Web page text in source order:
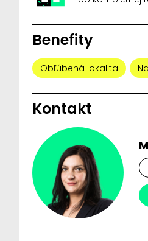
Benefity
Obľúbená lokalita
Kontakt